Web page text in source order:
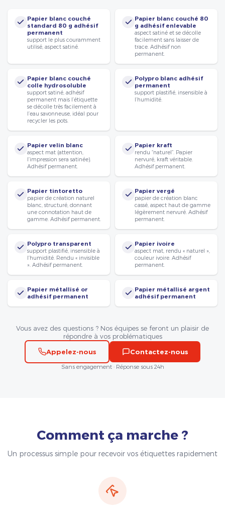
Papier blanc couché
standard 80 g adhésif
permanent
support le plus couramment
utilisé, aspect satiné.
Papier blanc couché 80
g adhésif enlevable
aspect satiné et se décolle
facilement sans laisser de
trace. Adhésif non
permanent.
Papier blanc couché
colle hydrosoluble
support satiné, adhésif
permanent mais l’étiquette
se décolle très facilement à
l’eau savonneuse, idéal pour
recycler les pots.
Polypro blanc adhésif
permanent
support plastifié, insensible à
l’humidité.
Papier velin blanc
aspect mat (attention,
l’impression sera satinée).
Adhésif permanent.
Papier kraft
rendu “naturel”. Papier
nervuré, kraft véritable.
Adhésif permanent.
Papier tintoretto
papier de création naturel
blanc, structuré, donnant
une connotation haut de
gamme. Adhésif permanent.
Papier vergé
papier de création blanc
cassé, aspect haut de gamme
légèrement nervuré. Adhésif
permanent.
Polypro transparent
support plastifié, insensible à
l’humidité. Rendu « invisible
». Adhésif permanent.
Papier ivoire
aspect mat, rendu « naturel »,
couleur ivoire. Adhésif
permanent.
Papier métallisé or
adhésif permanent
Papier métallisé argent
adhésif permanent
Vous avez des questions ? Nos équipes se feront un plaisir de
répondre à vos problématiques
Appelez-nous
Contactez-nous
Sans engagement · Réponse sous 24h
Comment ça marche ?
Un processus simple pour recevoir vos étiquettes rapidement